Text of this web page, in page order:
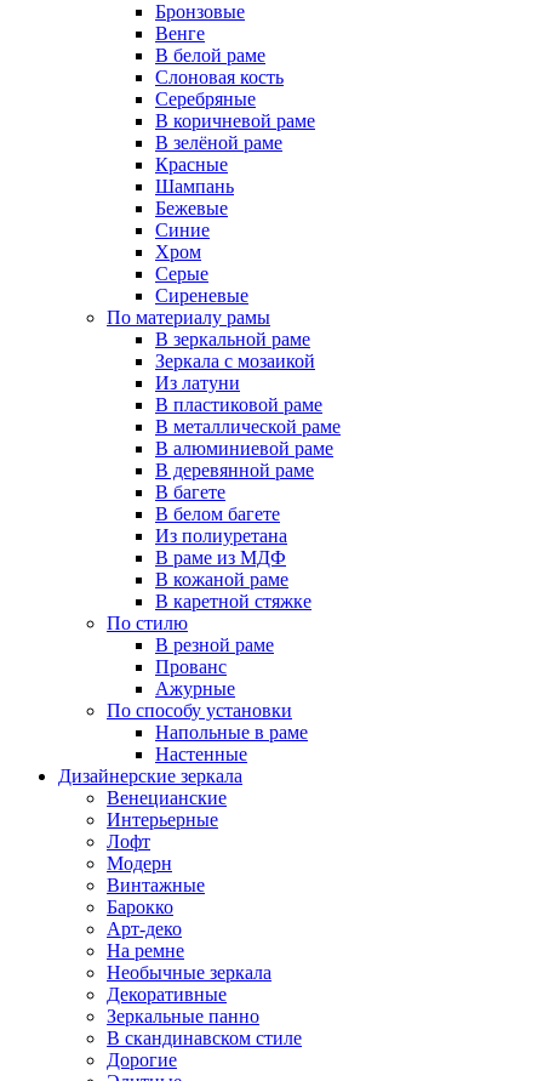
Бронзовые
Венге
В белой раме
Слоновая кость
Серебряные
В коричневой раме
В зелёной раме
Красные
Шампань
Бежевые
Синие
Хром
Серые
Сиреневые
По материалу рамы
В зеркальной раме
Зеркала с мозаикой
Из латуни
В пластиковой раме
В металлической раме
В алюминиевой раме
В деревянной раме
В багете
В белом багете
Из полиуретана
В раме из МДФ
В кожаной раме
В каретной стяжке
По стилю
В резной раме
Прованс
Ажурные
По способу установки
Напольные в раме
Настенные
Дизайнерские зеркала
Венецианские
Интерьерные
Лофт
Модерн
Винтажные
Барокко
Арт-деко
На ремне
Необычные зеркала
Декоративные
Зеркальные панно
В скандинавском стиле
Дорогие